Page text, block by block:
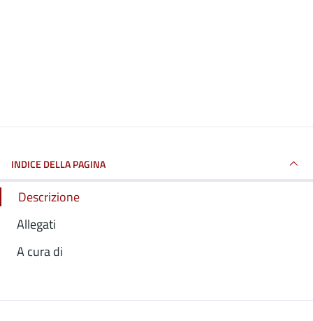
INDICE DELLA PAGINA
Descrizione
Allegati
A cura di